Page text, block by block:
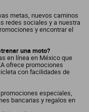
metas, nuevos caminos
redes sociales y a nuestra
y encontrar el
una moto?
en línea en México que
ofrece promociones
con facilidades de
especiales,
bancarias y regalos en